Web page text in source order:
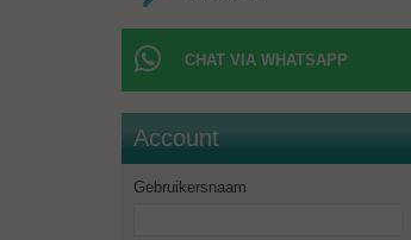
CHAT VIA WHATSAPP
Account
Gebruikersnaam